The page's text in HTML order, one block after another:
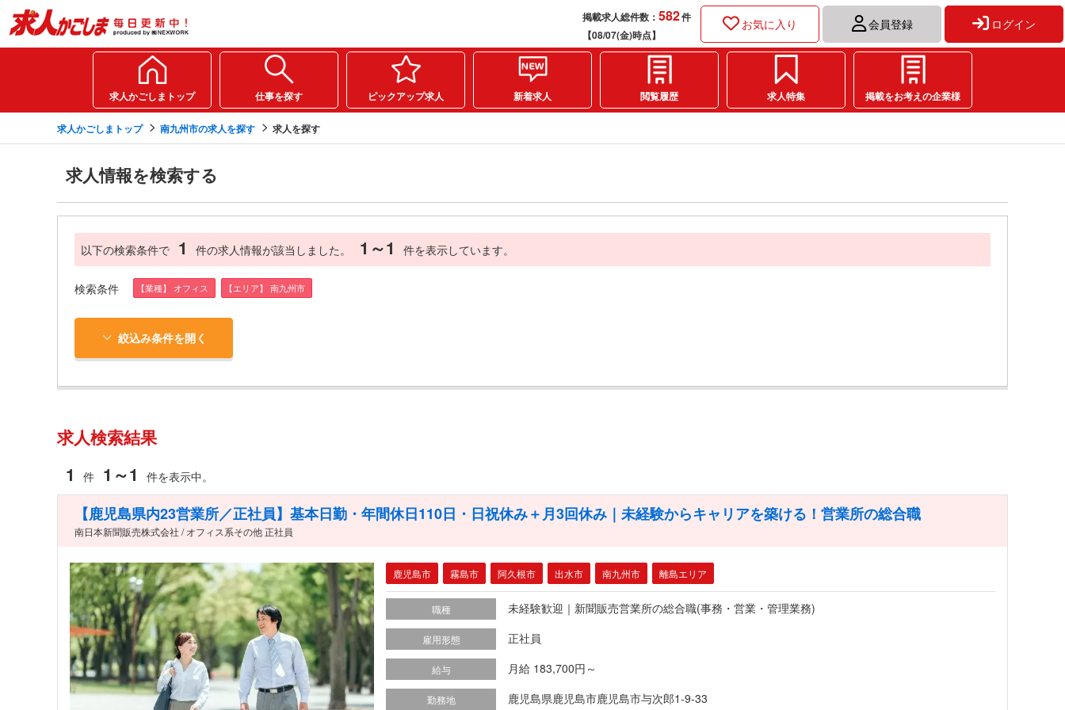
掲載求人総件数： 582件
【08/07(金)時点】
お気に入り 会員登録 ログイン
求人かごしまトップ 仕事を探す ピックアップ求人 新着求人 閲覧履歴 求人特集 掲載をお考えの企業様
求人かごしまトップ 南九州市の求人を探す 求人を探す
求人情報を検索する
以下の検索条件で 1 件の求人情報が該当しました。 1～1 件を表示しています。
検索条件 【業種】 オフィス 【エリア】 南九州市
絞込み条件を開く
求人検索結果
1
件 1～1 件を表示中。
【鹿児島県内23営業所／正社員】基本日勤・年間休日110日・日祝休み＋月3回休み｜未経験からキャリアを築ける！営業所の総合職
南日本新聞販売株式会社 / オフィス系その他 正社員
鹿児島市 霧島市 阿久根市 出水市 南九州市 離島エリア
職種 未経験歓迎｜新聞販売営業所の総合職(事務・営業・管理業務)
雇用形態 正社員
給与 月給 183,700円～
勤務地 鹿児島県鹿児島市鹿児島市与次郎1-9-33